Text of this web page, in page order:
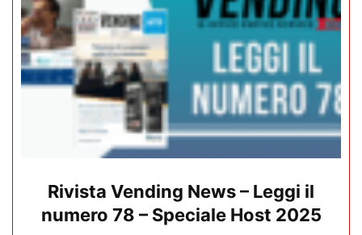
Rivista Vending News – Leggi il
numero 78 – Speciale Host 2025